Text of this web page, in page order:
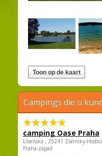
Campings die u
camping Oase Praha
Libeňská , 25241 Zlatníky-
Praha-západ